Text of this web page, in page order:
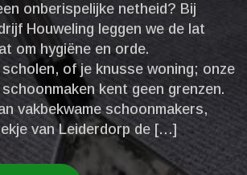
onberispelijke netheid? Bij
Houweling leggen we de lat
om hygiëne en orde.​
of je knusse woning; onze
kent geen grenzen.​
vakbekwame schoonmakers,
van Leiderdorp de […]